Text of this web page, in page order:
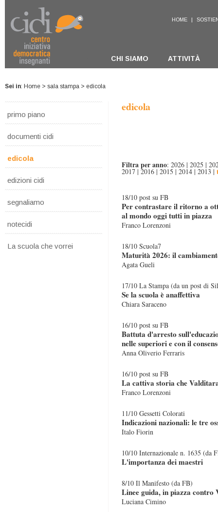
HOME |
CHI SIAMO ATTIVITÀ
Sei in: Home > sala stampa > edicola
primo piano
documenti cidi
edicola
edizioni cidi
segnaliamo
notecidi
La scuola che vorrei
edicola
Filtra per anno: 2026 | 2025 |
2017 | 2016 | 2015 | 2014 | 2013 |
18/10 post su FB
Per contrastare il ritorno a
al mondo oggi tutti in piazza
Franco Lorenzoni
18/10 Scuola7
Maturità 2026: il
Agata Gueli
17/10 La Stampa (da un post di
Se la scuola è anaffettiva
Chiara Saraceno
16/10 post su FB
Battuta d'arresto
nelle superiori e con il
Anna Oliverio Ferraris
16/10 post su FB
La cattiva storia che
Franco Lorenzoni
11/10 Gessetti Colorati
Indicazioni nazionali: le tre
Italo Fiorin
10/10 Internazionale n. 1635 (da
L'importanza dei maestri
8/10 Il Manifesto (da FB)
Linee guida, in piazza contro
Luciana Cimino